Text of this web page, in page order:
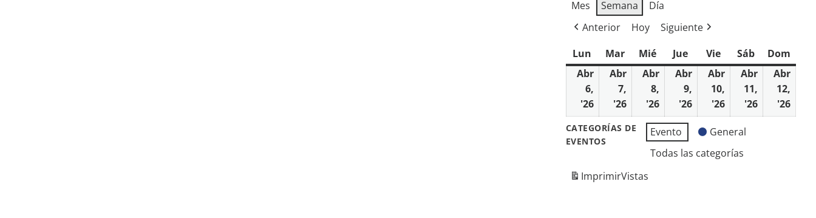
Mes
Semana
Día
Anterior
Hoy
Siguiente
Lun lunes
Marmartes
Mié miércoles
Jue jueves
Vieviernes
Sáb sábado
Dom
Abr
6,
'266
abril
2026
Abr
7,
'267
abril
2026
Abr
8,
'268
abril
2026
Abr
9,
'269
abril
2026
Abr
10,
'2610
abril
2026
Abr
11,
'2611
abril
Abr
12,
'2612
abril
CATEGORÍAS DE
EVENTOS
Evento
General
Todas las categorías
ImprimirVistas